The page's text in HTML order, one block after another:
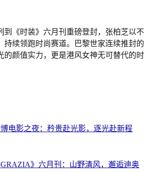
到《时装》六月刊重磅登封，张柏芝以不
持续领跑时尚赛道。巴黎世家连续推封的
的颜值实力，更是港风女神无可替代的时
电影之夜：矜贵赴光影，逐光赴新程
》六月刊：山野清风，邂逅迪奥